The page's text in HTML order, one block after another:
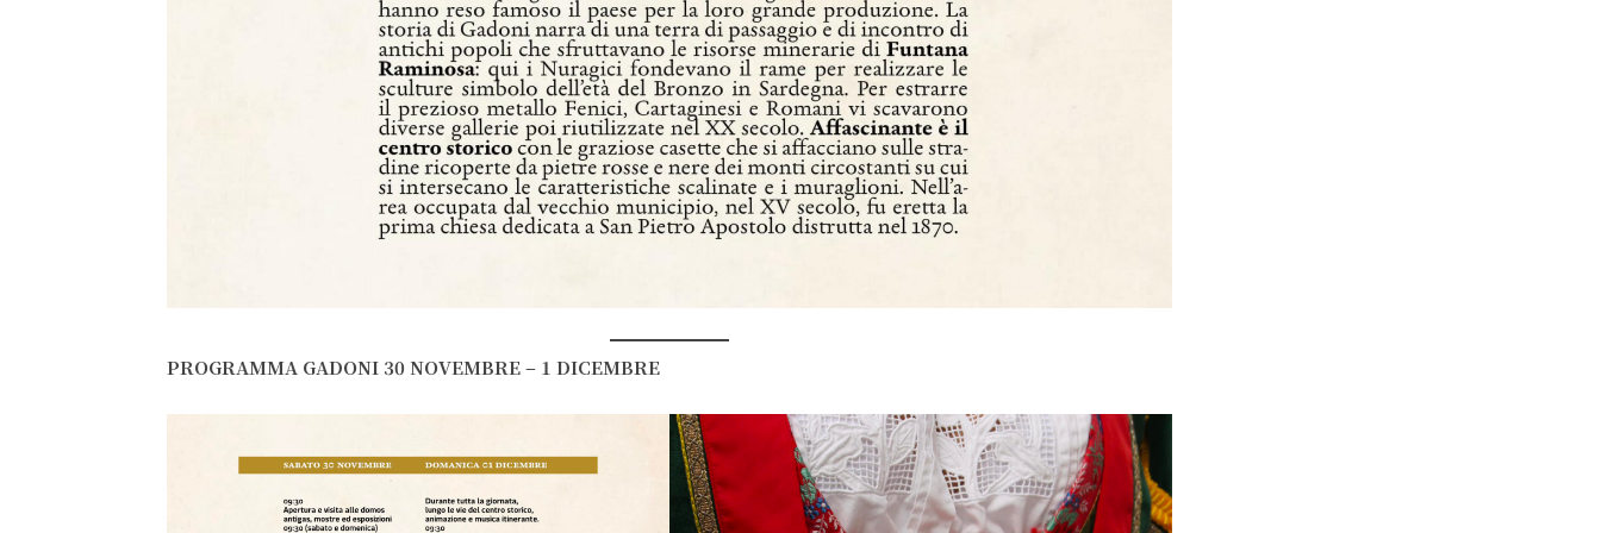
PROGRAMMA GADONI 30 NOVEMBRE – 1 DICEMBRE